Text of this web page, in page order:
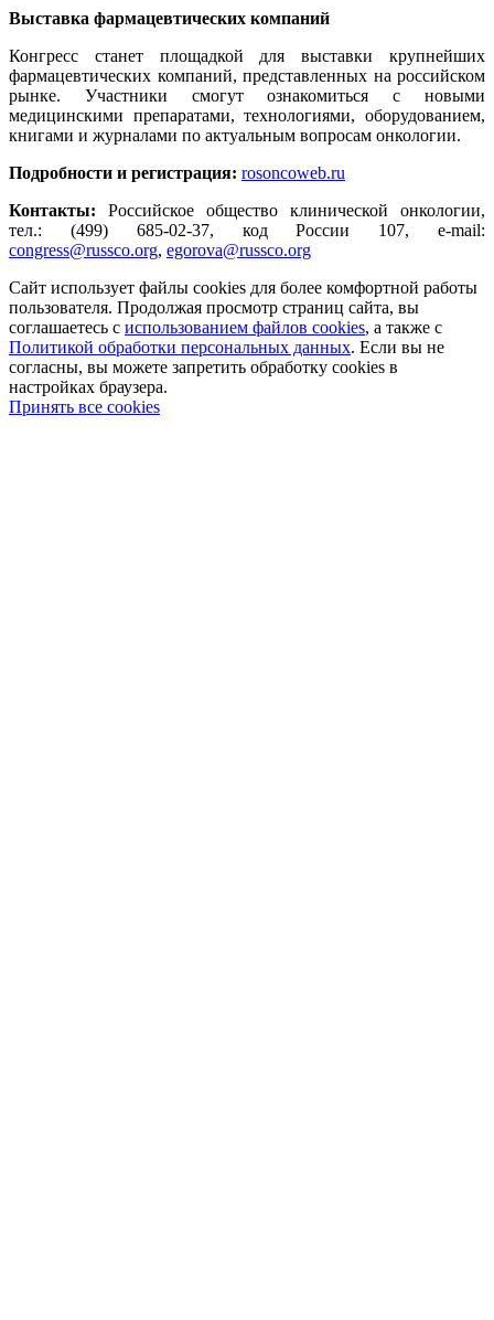
Выставка фармацевтических компаний
Конгресс станет площадкой для выставки крупнейших
фармацевтических компаний, представленных на российском
рынке. Участники смогут ознакомиться с новыми
медицинскими препаратами, технологиями, оборудованием,
книгами и журналами по актуальным вопросам онкологии.
Подробности и регистрация: rosoncoweb.ru
Контакты: Российское общество клинической онкологии,
тел.: (499) 685-02-37, код России 107, e-mail:
congress@russco.org, egorova@russco.org
Сайт использует файлы cookies для более комфортной работы
пользователя. Продолжая просмотр страниц сайта, вы
соглашаетесь с использованием файлов cookies, а также с
Политикой обработки персональных данных. Если вы не
согласны, вы можете запретить обработку cookies в
настройках браузера.
Принять все cookies